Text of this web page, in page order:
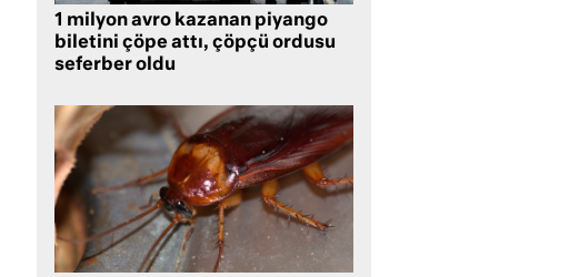
1 milyon avro kazanan piyango
biletini çöpe attı, çöpçü ordusu
seferber oldu